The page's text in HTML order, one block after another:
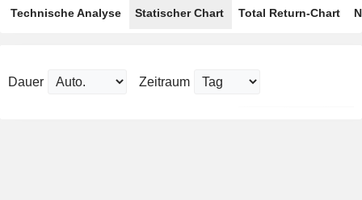
Technische Analyse Statischer Chart Total Return-Chart
Dauer Zeitraum